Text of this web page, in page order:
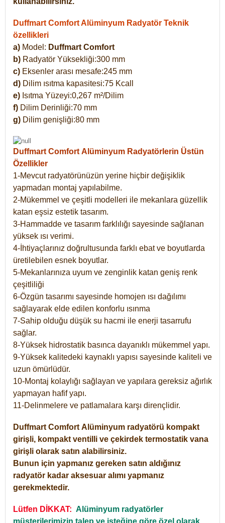
Duffmart Comfort Alüminyum Radyatör Teknik
özellikleri
a) Model: Duffmart Comfort
b) Radyatör Yüksekliği:300 mm
c) Eksenler arası mesafe:245 mm
d) Dilim ısıtma kapasitesi:75 Kcall
e) Isıtma Yüzeyi:0,267 m²/Dilim
f) Dilim Derinliği:70 mm
g) Dilim genişliği:80 mm
Duffmart Comfort Alüminyum Radyatörlerin Üstün
Özellikler
1-Mevcut radyatörünüzün yerine hiçbir değişiklik
yapmadan montaj yapılabilme.
2-Mükemmel ve çeşitli modelleri ile mekanlara güzellik
katan eşsiz estetik tasarım.
3-Hammadde ve tasarım farklılığı sayesinde sağlanan
yüksek ısı verimi.
4-İhtiyaçlarınız doğrultusunda farklı ebat ve boyutlarda
üretilebilen esnek boyutlar.
5-Mekanlarınıza uyum ve zenginlik katan geniş renk
çeşitliliği
6-Özgün tasarımı sayesinde homojen ısı dağılımı
sağlayarak elde edilen konforlu ısınma
7-Sahip olduğu düşük su hacmi ile enerji tasarrufu
sağlar.
8-Yüksek hidrostatik basınca dayanıklı mükemmel yapı.
9-Yüksek kalitedeki kaynaklı yapısı sayesinde kaliteli ve
uzun ömürlüdür.
10-Montaj kolaylığı sağlayan ve yapılara gereksiz ağırlık
yapmayan hafif yapı.
11-Delinmelere ve patlamalara karşı dirençlidir.
Duffmart Comfort Alüminyum radyatörü kompakt
girişli, kompakt ventilli ve çekirdek termostatik vana
girişli olarak satın alabilirsiniz.
Bunun için yapmanız gereken satın aldığınız
radyatör kadar aksesuar alımı yapmanız
gerekmektedir.
Lütfen DİKKAT: Alüminyum radyatörler
müşterilerimizin talep ve isteğine göre özel olarak